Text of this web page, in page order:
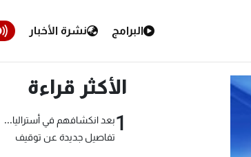
البرامج نشرة الأخبار
الأكثر قراءة
1بعد انكشافهم في أستراليا...
تفاصيل جديدة عن توقيف